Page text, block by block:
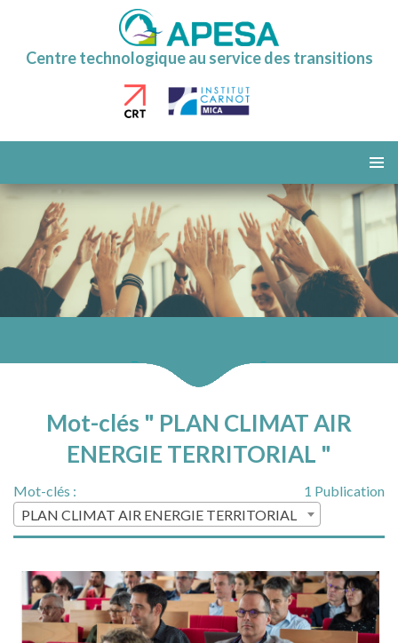
Centre technologique au service des transitions
MENU
AU
CONTENU
Mot-clés " PLAN CLIMAT AIR
ENERGIE TERRITORIAL "
1 Publication
Mot-clés :
PLAN CLIMAT AIR ENERGIE TERRITORIAL